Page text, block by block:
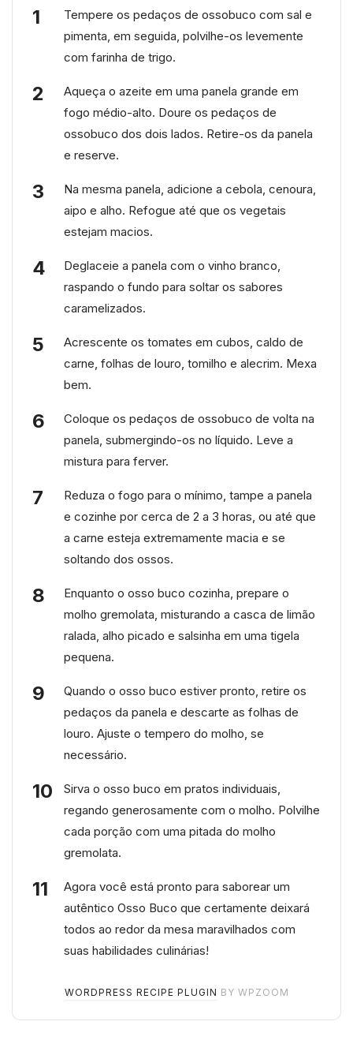
Tempere os pedaços de ossobuco com sal e
pimenta, em seguida, polvilhe-os levemente
com farinha de trigo.
Aqueça o azeite em uma panela grande em
fogo médio-alto. Doure os pedaços de
ossobuco dos dois lados. Retire-os da panela
e reserve.
Na mesma panela, adicione a cebola, cenoura,
aipo e alho. Refogue até que os vegetais
estejam macios.
Deglaceie a panela com o vinho branco,
raspando o fundo para soltar os sabores
caramelizados.
Acrescente os tomates em cubos, caldo de
carne, folhas de louro, tomilho e alecrim. Mexa
bem.
Coloque os pedaços de ossobuco de volta na
panela, submergindo-os no líquido. Leve a
mistura para ferver.
Reduza o fogo para o mínimo, tampe a panela
e cozinhe por cerca de 2 a 3 horas, ou até que
a carne esteja extremamente macia e se
soltando dos ossos.
Enquanto o osso buco cozinha, prepare o
molho gremolata, misturando a casca de limão
ralada, alho picado e salsinha em uma tigela
pequena.
Quando o osso buco estiver pronto, retire os
pedaços da panela e descarte as folhas de
louro. Ajuste o tempero do molho, se
necessário.
Sirva o osso buco em pratos individuais,
regando generosamente com o molho. Polvilhe
cada porção com uma pitada do molho
gremolata.
Agora você está pronto para saborear um
autêntico Osso Buco que certamente deixará
todos ao redor da mesa maravilhados com
suas habilidades culinárias!
WORDPRESS RECIPE PLUGIN BY WPZOOM